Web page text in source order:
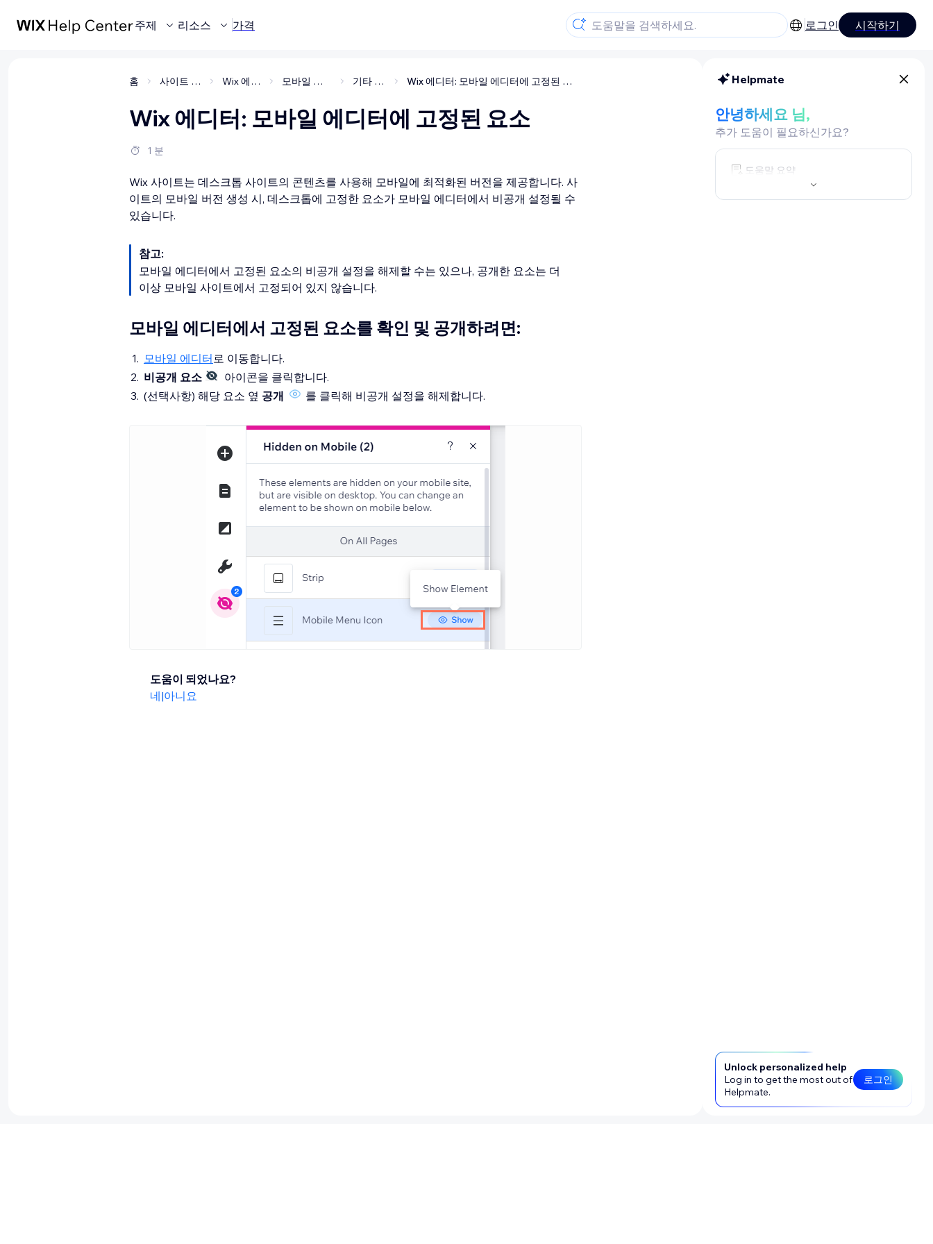
주제 리소스 가격 로그인 시작하기
홈 사이트 제작 Wix 에디터 모바일 에디터 기타 요소 Wix 에디터: 모바일 에디터에 고정된 요소
Wix 에디터: 모바일 에디터에 고정된 요소
1 분
Wix 사이트는 데스크톱 사이트의 콘텐츠를 사용해 모바일에 최적화된 버전을 제공합니다. 사
이트의 모바일 버전 생성 시, 데스크톱에 고정한 요소가 모바일 에디터에서 비공개 설정될 수
있습니다.
참고:
모바일 에디터에서 고정된 요소의 비공개 설정을 해제할 수는 있으나, 공개한 요소는 더
이상 모바일 사이트에서 고정되어 있지 않습니다.
모바일 에디터에서 고정된 요소를 확인 및 공개하려면:
모바일 에디터로 이동합니다.
비공개 요소
아이콘을 클릭합니다.
(선택사항) 해당 요소 옆 공개 를 클릭해 비공개 설정을 해제합니다.
도움이 되었나요?
네|아니요
Helpmate
안녕하세요 님,
추가 도움이 필요하신가요?
도움말 요약
Unlock personalized help
Log in to get the most out of
Helpmate.
로그인